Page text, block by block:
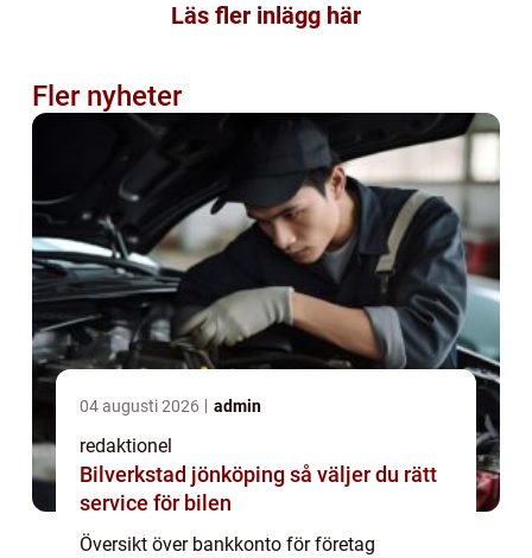
Läs fler inlägg här
Fler nyheter
04 augusti 2026 admin
redaktionel
Bilverkstad jönköping så väljer du rätt
service för bilen
Översikt över bankkonto för företag